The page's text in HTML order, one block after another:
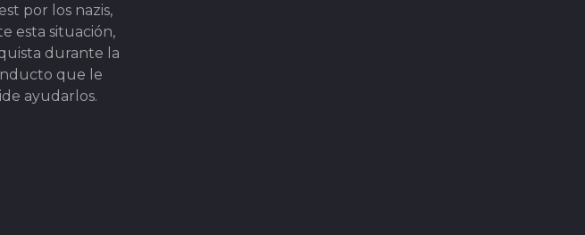
por los nazis,
esta situación,
durante la
que le
ayudarlos.